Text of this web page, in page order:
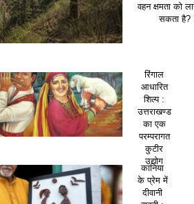
वहन क्षमता को
सकता है?
रिंगाल
आधारित
शिल्प :
उत्तराखण्ड
का एक
परम्परागत
कुटीर
उद्योग
कानिया
के प्रेम में
दीवानी